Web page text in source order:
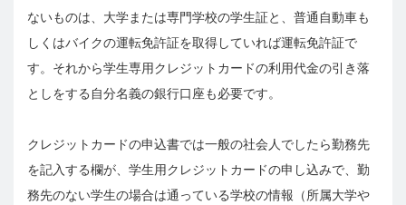
ないものは、大学または専門学校の学生証と、普通自動車も
しくはバイクの運転免許証を取得していれば運転免許証で
す。それから学生専用クレジットカードの利用代金の引き落
としをする自分名義の銀行口座も必要です。
クレジットカードの申込書では一般の社会人でしたら勤務先
を記入する欄が、学生用クレジットカードの申し込みで、勤
務先のない学生の場合は通っている学校の情報（所属大学や